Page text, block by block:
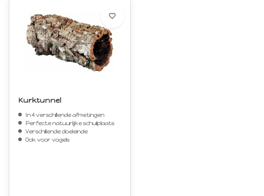
Kurktunnel
In 4 verschillende afmetingen
Perfecte natuurlijke schuilplaats
Verschillende doeleinde
Ook voor vogels